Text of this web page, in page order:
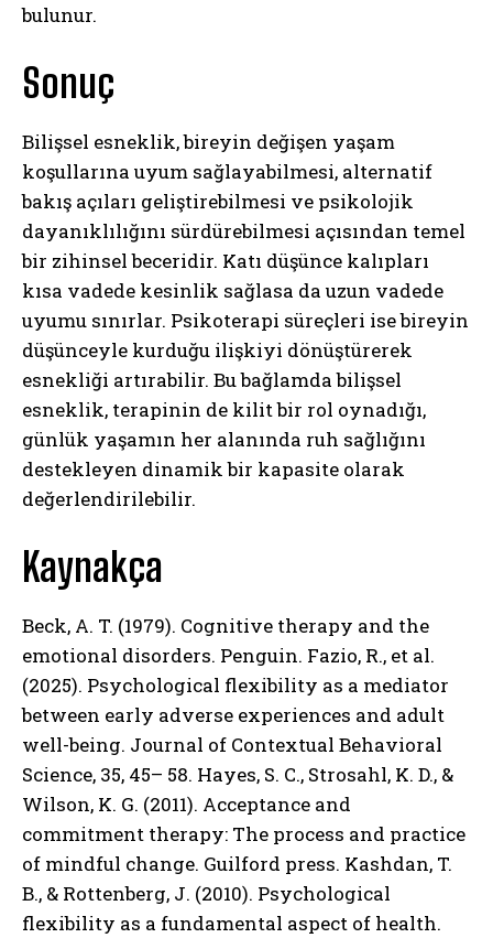
ABONE OL
Gizlilik politikasını
bulunur.
Sonuç
Bilişsel esneklik, bireyin değişen yaşam
koşullarına uyum sağlayabilmesi, alternatif
bakış açıları geliştirebilmesi ve psikolojik
dayanıklılığını sürdürebilmesi açısından temel
bir zihinsel beceridir. Katı düşünce kalıpları
kısa vadede kesinlik sağlasa da uzun vadede
uyumu sınırlar. Psikoterapi süreçleri ise bireyin
düşünceyle kurduğu ilişkiyi dönüştürerek
esnekliği artırabilir. Bu bağlamda bilişsel
esneklik, terapinin de kilit bir rol oynadığı,
günlük yaşamın her alanında ruh sağlığını
destekleyen dinamik bir kapasite olarak
değerlendirilebilir.
Kaynakça
Beck, A. T. (1979). Cognitive therapy and the
emotional disorders. Penguin. Fazio, R., et al.
(2025). Psychological flexibility as a mediator
between early adverse experiences and adult
well-being. Journal of Contextual Behavioral
Science, 35, 45– 58. Hayes, S. C., Strosahl, K. D., &
Wilson, K. G. (2011). Acceptance and
commitment therapy: The process and practice
of mindful change. Guilford press. Kashdan, T.
B., & Rottenberg, J. (2010). Psychological
flexibility as a fundamental aspect of health.